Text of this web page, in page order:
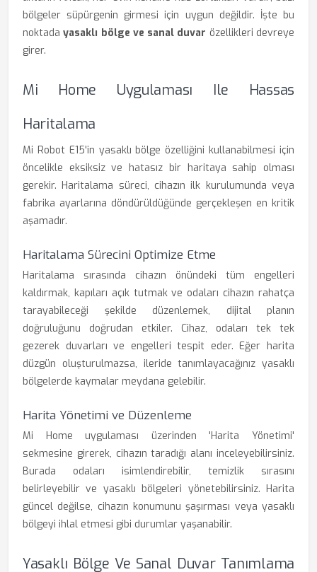
bölgeler süpürgenin girmesi için uygun değildir. İşte bu
noktadayasaklı bölge ve sanal duvar özellikleri devreye
girer.
Mi Home Uygulaması Ile Hassas
Haritalama
Mi Robot E15'in yasaklı bölge özelliğini kullanabilmesi için
öncelikle eksiksiz ve hatasız bir haritaya sahip olması
gerekir. Haritalama süreci, cihazın ilk kurulumunda veya
fabrika ayarlarına döndürüldüğünde gerçekleşen en kritik
aşamadır.
Haritalama Sürecini Optimize Etme
Haritalama sırasında cihazın önündeki tüm engelleri
kaldırmak, kapıları açık tutmak ve odaları cihazın rahatça
tarayabileceği şekilde düzenlemek, dijital planın
doğruluğunu doğrudan etkiler. Cihaz, odaları tek tek
gezerek duvarları ve engelleri tespit eder. Eğer harita
düzgün oluşturulmazsa, ileride tanımlayacağınız yasaklı
bölgelerde kaymalar meydana gelebilir.
Harita Yönetimi ve Düzenleme
Mi Home uygulaması üzerinden 'Harita Yönetimi'
sekmesine girerek, cihazın taradığı alanı inceleyebilirsiniz.
Burada odaları isimlendirebilir, temizlik sırasını
belirleyebilir ve yasaklı bölgeleri yönetebilirsiniz. Harita
güncel değilse, cihazın konumunu şaşırması veya yasaklı
bölgeyi ihlal etmesi gibi durumlar yaşanabilir.
Yasaklı Bölge Ve Sanal Duvar Tanımlama